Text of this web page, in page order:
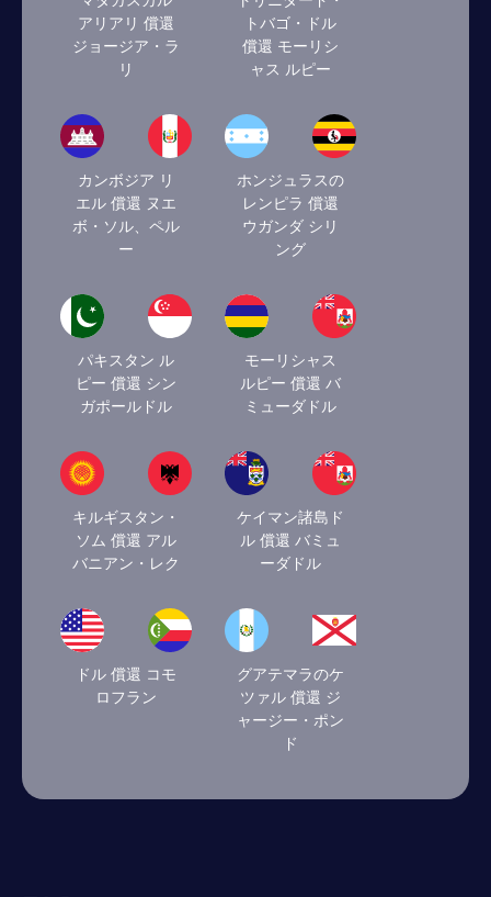
アリアリ 償還
ジョージア・ラ
リ
トバゴ・ドル
償還 モーリシ
ャス ルピー
カンボジア リ
エル 償還 ヌエ
ボ・ソル、ペル
ー
ホンジュラスの
レンピラ 償還
ウガンダ シリ
ング
パキスタン ル
ピー 償還 シン
ガポールドル
モーリシャス
ルピー 償還 バ
ミューダドル
キルギスタン・
ソム 償還 アル
バニアン・レク
ケイマン諸島ド
ル 償還 バミュ
ーダドル
ドル 償還 コモ
ロフラン
グアテマラのケ
ツァル 償還 ジ
ャージー・ポン
ド